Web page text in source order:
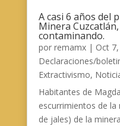
A casi 6 años del
Minera
contaminando.
por remamx| Oct
Declaraciones/
Extractivismo,
Habitantes de
escurrimientos de la
de jales) de la